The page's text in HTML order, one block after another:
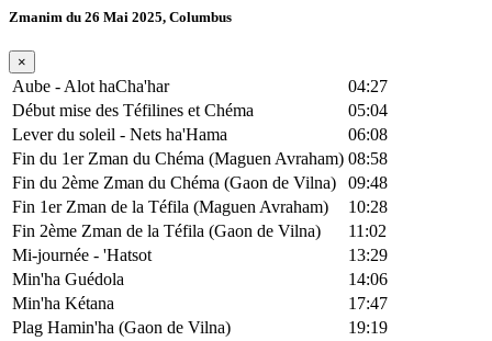
Zmanim du 26 Mai 2025, Columbus
×
Aube - Alot haCha'har
04:27
Début mise des Téfilines et Chéma
05:04
Lever du soleil - Nets ha'Hama
06:08
Fin du 1er Zman du Chéma (Maguen Avraham) 08:58
Fin du 2ème Zman du Chéma (Gaon de Vilna)
09:48
Fin 1er Zman de la Téfila (Maguen Avraham)
10:28
Fin 2ème Zman de la Téfila (Gaon de Vilna)
11:02
Mi-journée - 'Hatsot
13:29
Min'ha Guédola
14:06
Min'ha Kétana
17:47
Plag Hamin'ha (Gaon de Vilna)
19:19